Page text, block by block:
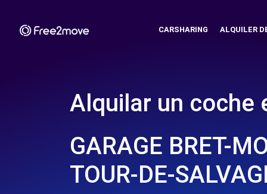
CARSHARING ALQUILER
Alquilar un coche
GARAGE BRET-
TOUR-DE-